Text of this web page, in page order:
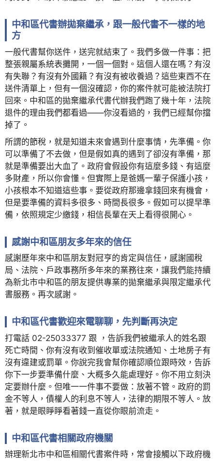
中和區代書辦拋棄繼承，跟一般代書不一樣的地
方
一般代書幫你送件，送完就結束了。我們多做一件事：把
整張親屬系統表攤開，一個一個對。這個人還在嗎？有沒
有失聯？有沒有外國籍？有沒有被收養過？這些東西不在
送件清單上，但有一個沒確認，你的案件就可能被法院打
回來。中和區的拋棄繼承代書代辦我們跑了幾十年，法院
退件的理由我們都看過——你沒看過的，我們已經幫你擋
掉了。
所謂的節稅，就是知道未來會遇到什麼事情，先準備。你
可以準備了不去做，但是假如真的遇到了卻沒有準備，那
就是準備要出大血了。政府會假設你有這麼多錢、有這麼
多財產，所以你會懂。但實際上是爸媽一輩子保護小孩，
小孩根本不知道這些事。要從政府那邊拿錢回來有機會，
但是要準備的資料多很多、時間長很多。假如可以提早準
備，依照規定少繳錢，相信長輩在天上看得很開心。
感謝中和區朋友多年來的信任
感謝歷年來中和區朋友對冠亨的肯定與信任，感謝國稅
局、法院、戶政事務所多年來的業務往來，讓我們能持續
為新北市中和區的朋友提供專業的拋棄繼承與限定繼承代
書服務。再次感謝。
中和區代書歡迎來電聊聊，先判斷再決定
打電話 02-25033377 跟 ，告訴我們被繼承人的姓名跟
死亡時間、你有沒有收到催收單或法院通知、土地房子有
沒有違建或罰單。你說完我會幫你確認順位跟時效，告訴
你下一步要準備什麼、大概多久能處理好。你不用立刻決
定要辦什麼。但唯一一件事不要做：放著不管。政府的罰
金不等人，債權人的利息不等人，法律的期限不等人。放
著，就是眼睜睜看著錢一直從你眼前流走。
中和區代書相關政府機關
辦理新北市中和區相關代書案件時，常會接觸以下政府機